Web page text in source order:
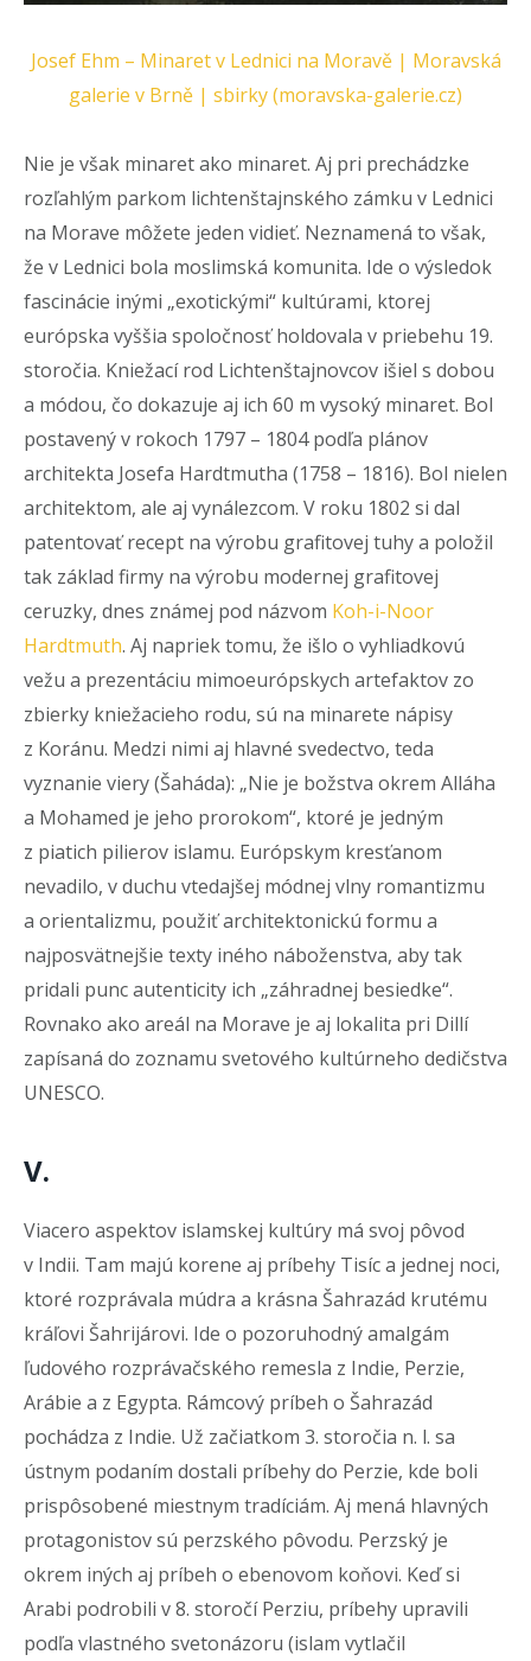
Josef Ehm – Minaret v Lednici na Moravě | Moravská
galerie v Brně | sbirky (moravska-galerie.cz)
Nie je však minaret ako minaret. Aj pri prechádzke
rozľahlým parkom lichtenštajnského zámku v Lednici
na Morave môžete jeden vidieť. Neznamená to však,
že v Lednici bola moslimská komunita. Ide o výsledok
fascinácie inými „exotickými“ kultúrami, ktorej
európska vyššia spoločnosť holdovala v priebehu 19.
storočia. Kniežací rod Lichtenštajnovcov išiel s dobou
a módou, čo dokazuje aj ich 60 m vysoký minaret. Bol
postavený v rokoch 1797 – 1804 podľa plánov
architekta Josefa Hardtmutha (1758 – 1816). Bol nielen
architektom, ale aj vynálezcom. V roku 1802 si dal
patentovať recept na výrobu grafitovej tuhy a položil
tak základ firmy na výrobu modernej grafitovej
ceruzky, dnes známej pod názvom Koh-i-Noor
Hardtmuth. Aj napriek tomu, že išlo o vyhliadkovú
vežu a prezentáciu mimoeurópskych artefaktov zo
zbierky kniežacieho rodu, sú na minarete nápisy
z Koránu. Medzi nimi aj hlavné svedectvo, teda
vyznanie viery (Šaháda): „Nie je božstva okrem Alláha
a Mohamed je jeho prorokom“, ktoré je jedným
z piatich pilierov islamu. Európskym kresťanom
nevadilo, v duchu vtedajšej módnej vlny romantizmu
a orientalizmu, použiť architektonickú formu a
najposvätnejšie texty iného náboženstva, aby tak
pridali punc autenticity ich „záhradnej besiedke“.
Rovnako ako areál na Morave je aj lokalita pri Dillí
zapísaná do zoznamu svetového kultúrneho dedičstva
UNESCO.
V.
Viacero aspektov islamskej kultúry má svoj pôvod
v Indii. Tam majú korene aj príbehy Tisíc a jednej noci,
ktoré rozprávala múdra a krásna Šahrazád krutému
kráľovi Šahrijárovi. Ide o pozoruhodný amalgám
ľudového rozprávačského remesla z Indie, Perzie,
Arábie a z Egypta. Rámcový príbeh o Šahrazád
pochádza z Indie. Už začiatkom 3. storočia n. l. sa
ústnym podaním dostali príbehy do Perzie, kde boli
prispôsobené miestnym tradíciám. Aj mená hlavných
protagonistov sú perzského pôvodu. Perzský je
okrem iných aj príbeh o ebenovom koňovi. Keď si
Arabi podrobili v 8. storočí Perziu, príbehy upravili
podľa vlastného svetonázoru (islam vytlačil